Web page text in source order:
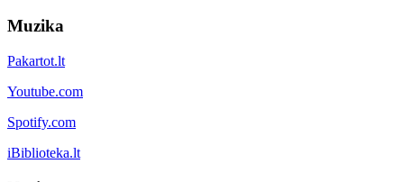
Muzika
Pakartot.lt
Youtube.com
Spotify.com
iBiblioteka.lt